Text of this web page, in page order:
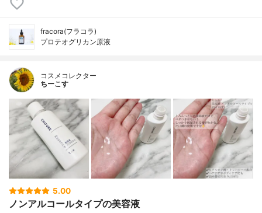
fracora(フラコラ)
プロテオグリカン原液
コスメコレクター
ちーこす
5.00
ノンアルコールタイプの美容液